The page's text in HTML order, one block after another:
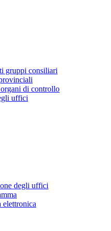
gruppi consiliari
di controllo
uffici
degli uffici
elettronica